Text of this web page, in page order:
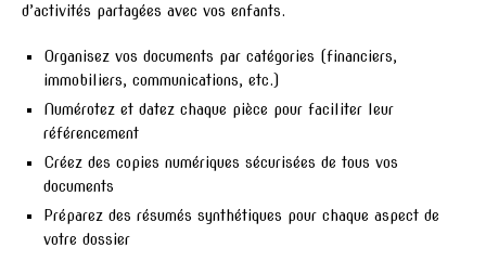
d’activités partagées avec vos enfants.
Organisez vos documents par catégories (financiers,
immobiliers, communications, etc.)
Numérotez et datez chaque pièce pour faciliter leur
référencement
Créez des copies numériques sécurisées de tous vos
documents
Préparez des résumés synthétiques pour chaque aspect de
votre dossier